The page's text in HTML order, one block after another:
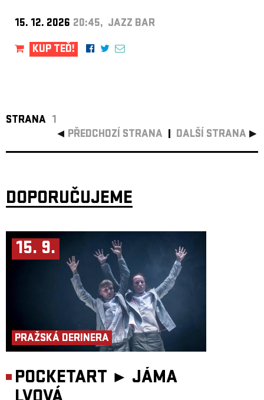
15. 12. 2026 20:45, JAZZ BAR
KUP TEĎ!
STRANA 1
PŘEDCHOZÍ STRANA
DALŠÍ STRANA
DOPORUČUJEME
15. 9.
PRAŽSKÁ DERINERA
POCKETART ► JÁMA